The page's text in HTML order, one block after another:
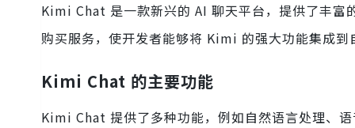
Kimi Chat 是一款新兴的 AI 聊天平台，提供了丰
购买服务，使开发者能够将 Kimi 的强大功能集成到
Kimi Chat 的主要功能
Kimi Chat 提供了多种功能，例如自然语言处理、